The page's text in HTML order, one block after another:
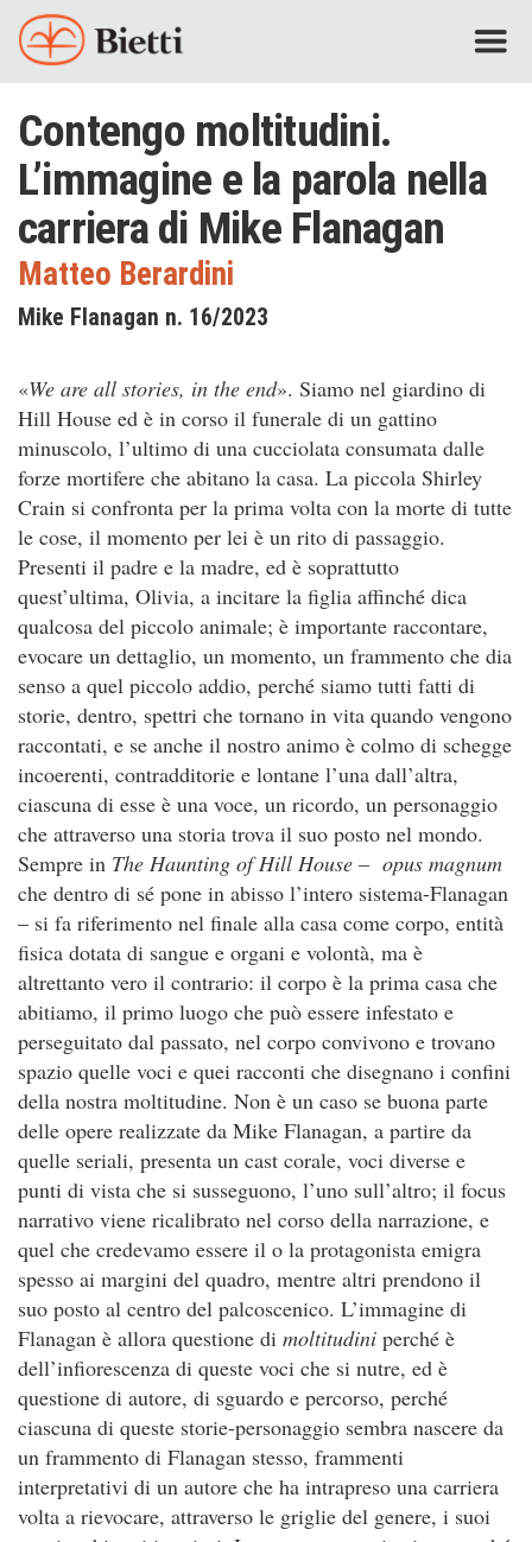
Contengo moltitudini.
L’immagine e la parola nella
carriera di Mike Flanagan
Matteo Berardini
Mike Flanagan n. 16/2023
«We are all stories, in the end». Siamo nel giardino di
Hill House ed è in corso il funerale di un gattino
minuscolo, l’ultimo di una cucciolata consumata dalle
forze mortifere che abitano la casa. La piccola Shirley
Crain si confronta per la prima volta con la morte di tutte
le cose, il momento per lei è un rito di passaggio.
Presenti il padre e la madre, ed è soprattutto
quest’ultima, Olivia, a incitare la figlia affinché dica
qualcosa del piccolo animale; è importante raccontare,
evocare un dettaglio, un momento, un frammento che dia
senso a quel piccolo addio, perché siamo tutti fatti di
storie, dentro, spettri che tornano in vita quando vengono
raccontati, e se anche il nostro animo è colmo di schegge
incoerenti, contradditorie e lontane l’una dall’altra,
ciascuna di esse è una voce, un ricordo, un personaggio
che attraverso una storia trova il suo posto nel mondo.
Sempre in The Haunting of Hill House – opus magnum
che dentro di sé pone in abisso l’intero sistema-Flanagan
– si fa riferimento nel finale alla casa come corpo, entità
fisica dotata di sangue e organi e volontà, ma è
altrettanto vero il contrario: il corpo è la prima casa che
abitiamo, il primo luogo che può essere infestato e
perseguitato dal passato, nel corpo convivono e trovano
spazio quelle voci e quei racconti che disegnano i confini
della nostra moltitudine. Non è un caso se buona parte
delle opere realizzate da Mike Flanagan, a partire da
quelle seriali, presenta un cast corale, voci diverse e
punti di vista che si susseguono, l’uno sull’altro; il focus
narrativo viene ricalibrato nel corso della narrazione, e
quel che credevamo essere il o la protagonista emigra
spesso ai margini del quadro, mentre altri prendono il
suo posto al centro del palcoscenico. L’immagine di
Flanagan è allora questione di moltitudini perché è
dell’infiorescenza di queste voci che si nutre, ed è
questione di autore, di sguardo e percorso, perché
ciascuna di queste storie-personaggio sembra nascere da
un frammento di Flanagan stesso, frammenti
interpretativi di un autore che ha intrapreso una carriera
volta a rievocare, attraverso le griglie del genere, i suoi